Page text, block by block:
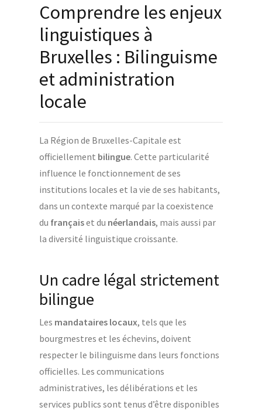
Comprendre les enjeux
linguistiques à
Bruxelles : Bilinguisme
et administration
locale
La Région de Bruxelles-Capitale est
officiellement bilingue. Cette particularité
influence le fonctionnement de ses
institutions locales et la vie de ses habitants,
dans un contexte marqué par la coexistence
du françaiset du néerlandais, mais aussi par
la diversité linguistique croissante.
Un cadre légal strictement
bilingue
Les mandataires locaux, tels que les
bourgmestres et les échevins, doivent
respecter le bilinguisme dans leurs fonctions
officielles. Les communications
administratives, les délibérations et les
services publics sont tenus d’être disponibles